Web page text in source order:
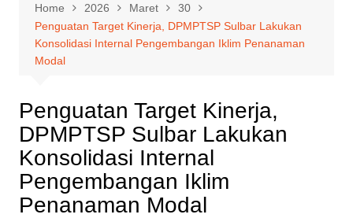
Home 2026 Maret
30
Penguatan Target Kinerja, DPMPTSP Sulbar Lakukan
Konsolidasi Internal Pengembangan Iklim Penanaman
Modal
Penguatan Target Kinerja,
DPMPTSP Sulbar Lakukan
Konsolidasi Internal
Pengembangan Iklim
Penanaman Modal